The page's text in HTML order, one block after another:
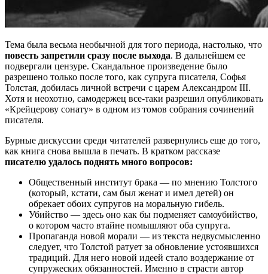
Тема была весьма необычной для того периода, настолько, что
повесть запретили сразу после выхода. В дальнейшем ее
подвергали цензуре. Скандальное произведение было
разрешено только после того, как супруга писателя, Софья
Толстая, добилась личной встречи с царем Александром III.
Хотя и неохотно, самодержец все-таки разрешил опубликовать
«Крейцерову сонату» в одном из томов собрания сочинений
писателя.
Бурные дискуссии среди читателей развернулись еще до того,
как книга снова вышла в печать. В кратком рассказе
писателю удалось поднять много вопросов:
Общественный институт брака — по мнению Толстого
(который, кстати, сам был женат и имел детей) он
обрекает обоих супругов на моральную гибель.
Убийство — здесь оно как бы подменяет самоубийство,
о котором часто втайне помышляют оба супруга.
Пропаганда новой морали — из текста недвусмысленно
следует, что Толстой ратует за обновление устоявшихся
традиций. Для него новой идеей стало воздержание от
супружеских обязанностей. Именно в страсти автор